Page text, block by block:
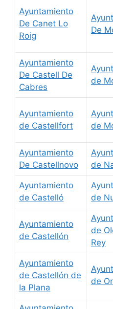
Ayuntamiento
De Canet Lo
Roig
De
Ayuntamiento
De Castell De
Cabres
de
Ayuntamiento
de Castellfort
de
Ayuntamiento
De Castellnovo
de
Ayuntamiento
de Castelló
de
Ayuntamiento
de Castellón
de
Rey
Ayuntamiento
de Castellón de
la Plana
de